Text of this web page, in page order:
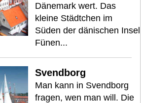
Dänemark wert. Das
kleine Städtchen im
Süden der dänischen Insel
Fünen...
Svendborg
Man kann in Svendborg
fragen, wen man will. Die